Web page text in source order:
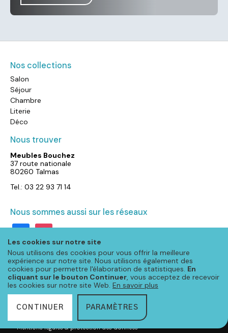
Les cookies sur notre site
Nous utilisons des cookies pour vous offrir la meilleure
expérience sur notre site. Nous utilisons également des
cookies pour permettre l'élaboration de statistiques. En
cliquant sur le bouton Continuer, vous acceptez de recevoir
les cookies sur notre site Web. En savoir plus
CONTINUER PARAMÈTRES
Nos collections
Salon
Séjour
Chambre
Literie
Déco
Nous trouver
Meubles Bouchez
37 route nationale
80260 Talmas
Tel.: 03 22 93 71 14
Nous sommes aussi sur les réseaux
facebookinstagram
© Meubloo 2023 – Tous droits réservés
- Mentions légales & protection des données